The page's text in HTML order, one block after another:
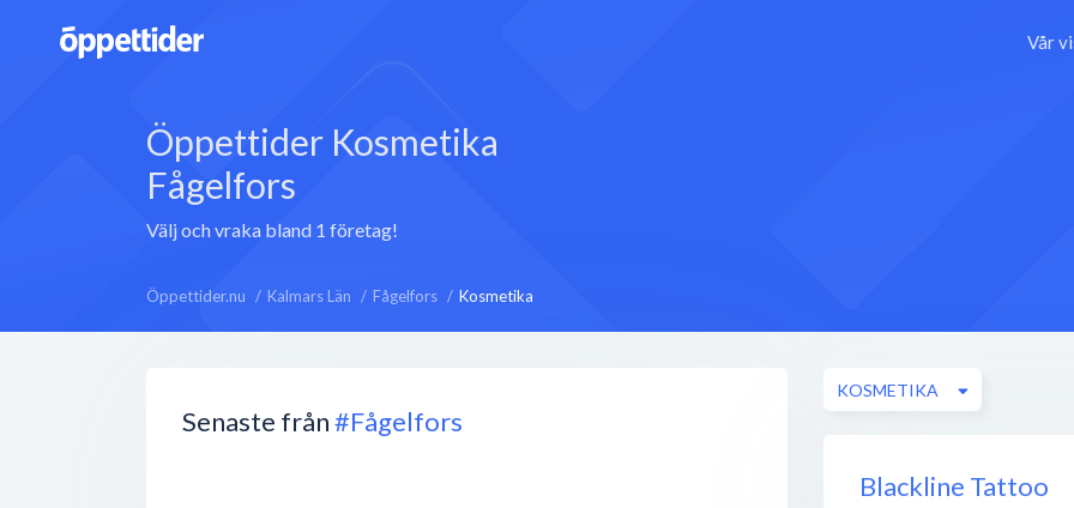
Vår
Öppettider Kosmetika
Fågelfors
Välj och vraka bland 1 företag!
Öppettider.nu Kalmars Län Fågelfors Kosmetika
Senaste från#Fågelfors
KOSMETIKA
Blackline Tattoo